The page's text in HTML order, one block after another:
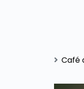
Café